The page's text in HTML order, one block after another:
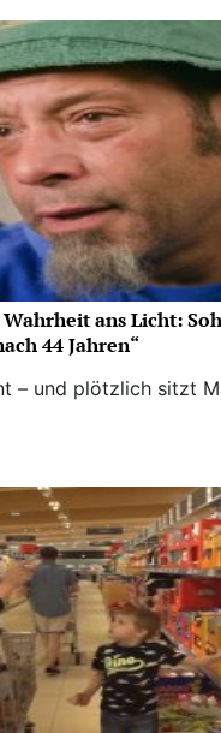
Wahrheit ans Licht:
44 Jahren“
– und plötzlich sitzt